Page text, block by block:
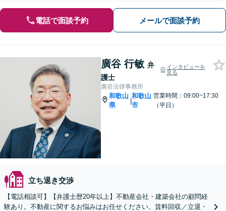
電話で面談予約 メールで面談予約
廣谷 行敏 弁
護士
インタビューを
見る
廣谷法律事務所
和歌山
県
|
和歌山
市
営業時間：09:00~17:30
（平日）
立ち退き交渉
【電話相談可】【弁護士歴20年以上】不動産会社・建築会社の顧問経
験あり。不動産に関するお悩みはお任せください。賃料回収／立退・